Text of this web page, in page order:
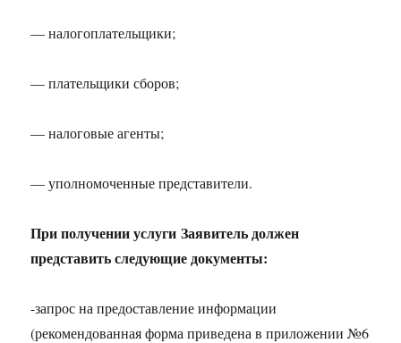
— налогоплательщики;
— плательщики сборов;
— налоговые агенты;
— уполномоченные представители.
При получении услуги Заявитель должен
представить следующие документы:
-запрос на предоставление информации
(рекомендованная форма приведена в приложении №6